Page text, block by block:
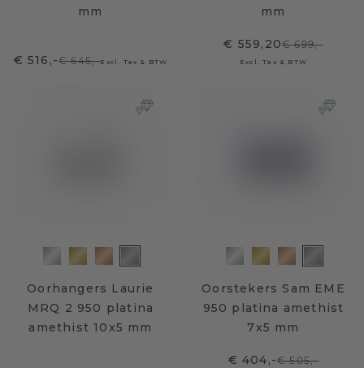
mm
€ 516,-€ 645,-Excl. Tax & BTW
mm
€ 559,20€ 699,-
Excl. Tax & BTW
Oorhangers Laurie
MRQ 2 950 platina
amethist 10x5 mm
Oorstekers Sam EME
950 platina amethist
7x5 mm
€ 404,-€ 505,-